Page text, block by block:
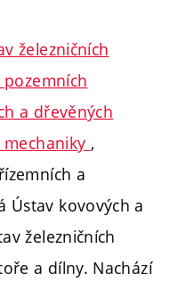
železničních
pozemních
a dřevěných
,
a
Ústav kovových a
železničních
a dílny. Nachází